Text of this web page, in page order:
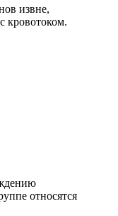
извне,
кровотоком.
относятся